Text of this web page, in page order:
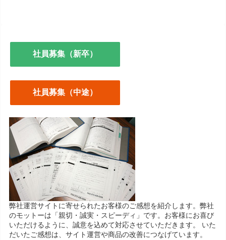
社員募集（新卒）
社員募集（中途）
弊社運営サイトに寄せられたお客様のご感想を紹介します。弊社
のモットーは「親切・誠実・スピーディ」です。お客様にお喜び
いただけるように、誠意を込めて対応させていただきます。 いた
だいたご感想は、サイト運営や商品の改善につなげています。